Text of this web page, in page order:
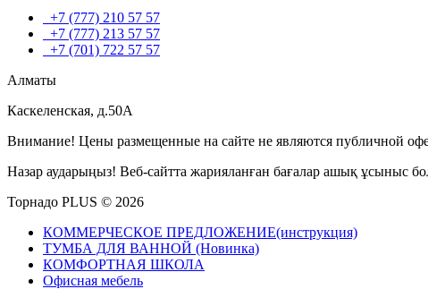
+7 (777) 210 57 57
+7 (777) 213 57 57
+7 (701) 722 57 57
Алматы
Каскеленская, д.50А
Внимание! Цены размещенные на сайте не являются публичной
Назар аударыңыз! Веб-сайтта жарияланған бағалар ашық ұсыныс
Торнадо PLUS © 2026
КОММЕРЧЕСКОЕ ПРЕДЛОЖЕНИЕ(инструкция)
ТУМБА ДЛЯ ВАННОЙ (Новинка)
КОМФОРТНАЯ ШКОЛА
Офисная мебель